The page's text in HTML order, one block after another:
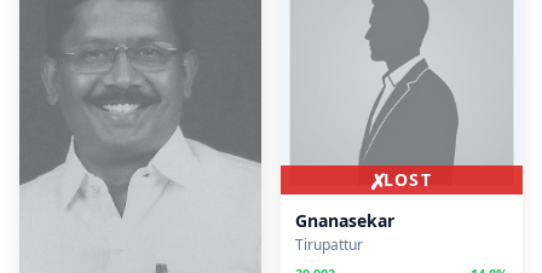
✗LOST
Gnanasekar
Tirupattur